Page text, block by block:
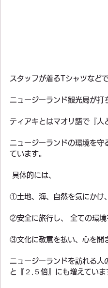
スタッフが着るTシャツなど
ニュージーランド観光局が打
ティアキとはマオリ語で『人
ニュージーランドの環境を守
ています。
具体的には、
①土地、海、自然を気にかけ
②安全に旅行し、 全ての環境
③文化に敬意を払い、心を開
ニュージーランドを訪れる人
と『２.５倍』にも増えていま